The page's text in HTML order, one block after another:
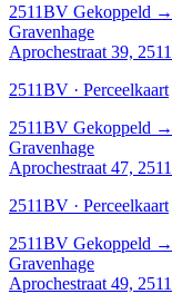
2511BV Gekoppeld →
Gravenhage
Aprochestraat 39,
2511BV · Perceelkaart
2511BV Gekoppeld →
Gravenhage
Aprochestraat 47,
2511BV · Perceelkaart
2511BV Gekoppeld →
Gravenhage
Aprochestraat 49,